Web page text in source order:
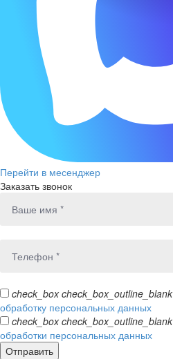
Перейти в месенджер
Заказать звонок
check_box check_box_outline_blank
обработку персональных данных
check_box check_box_outline_blank
обработки персональных данных